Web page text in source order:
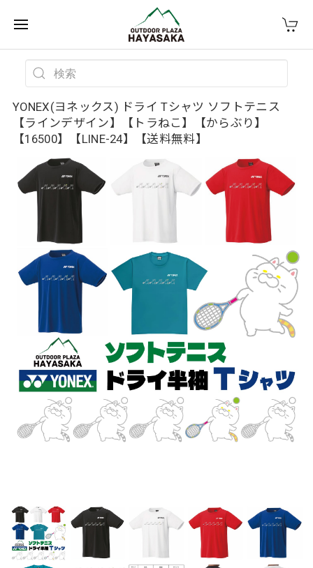
YONEX(ヨネックス) ドライ Tシャツ ソフトテニス
【ラインデザイン】【トラねこ】【からぶり】
【16500】【LINE-24】【送料無料】